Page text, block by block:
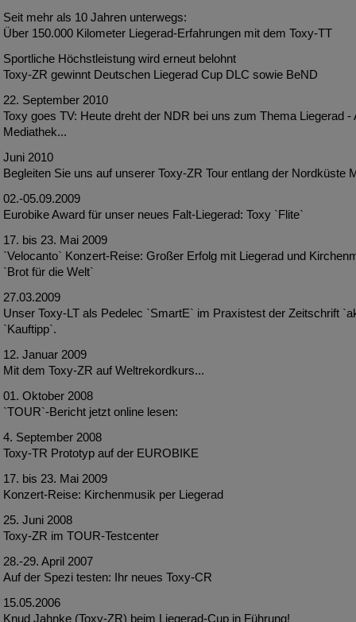
Seit mehr als 10 Jahren unterwegs:
Über 150.000 Kilometer Liegerad-Erfahrungen mit dem Toxy-TT
Sportliche Höchstleistung wird erneut belohnt
Toxy-ZR gewinnt Deutschen Liegerad Cup DLC sowie BeND
22. September 2010
Toxy goes TV: Heute dreht der NDR bei uns zum Thema Liegerad
Mediathek...
Juni 2010
Begleiten Sie uns auf unserer Toxy-ZR Tour entlang der Nordküste
02.-05.09.2009
Eurobike Award für unser neues Falt-Liegerad: Toxy `Flite`
17. bis 23. Mai 2009
`Velocanto` Konzert-Reise: Großer Erfolg mit Liegerad und
`Brot für die Welt`
27.03.2009
Unser Toxy-LT als Pedelec `SmartE` im Praxistest der Zeitschrift
`Kauftipp`.
12. Januar 2009
Mit dem Toxy-ZR auf Weltrekordkurs...
01. Oktober 2008
`TOUR`-Bericht jetzt online lesen:
4. September 2008
Toxy-TR Prototyp auf der EUROBIKE
17. bis 23. Mai 2009
Konzert-Reise: Ki­rchenmusik per Liegerad
25. Juni 2008
Toxy-ZR im TOUR-Testcenter
28.-29. April 2007
Auf der Spezi testen: Ihr neues Toxy-CR
15.05.2006
Knud Jahnke (Toxy-ZR) beim Liegerad-Cup in Führung!